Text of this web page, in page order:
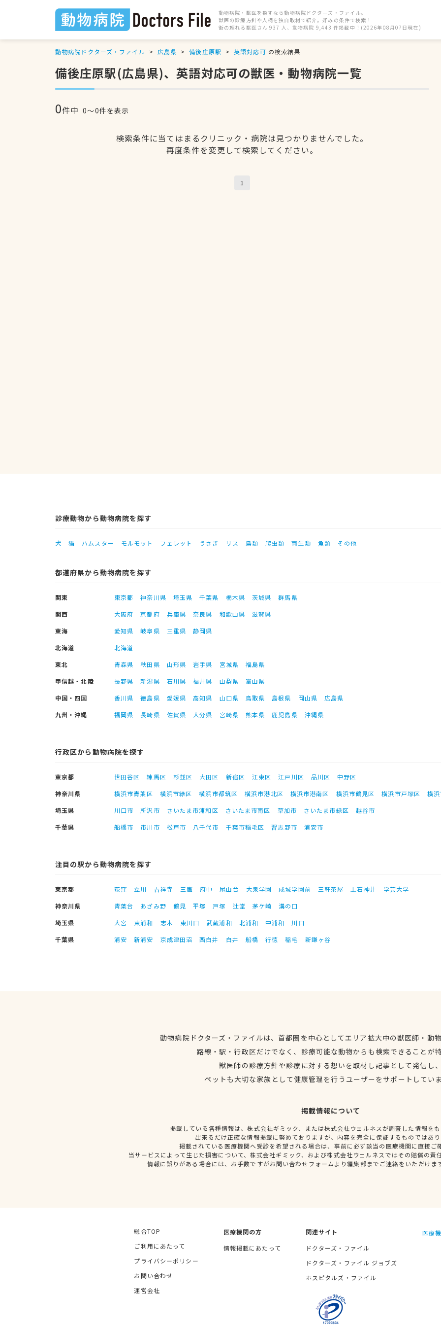
動物病院・獣医を探すなら動物病院ドクターズ・ファイル。
獣医の診療方針や人柄を独自取材で紹介。好みの条件で検索！
街の頼れる獣医さん 937 人、動物病院 9,443 件掲載中！(2026年08月07日現在)
動物病院ドクターズ・ファイル 広島県 備後庄原駅 英語対応可 の検索結果
備後庄原駅(広島県)、英語対応可の獣医・動物病院一覧
0件中 0〜0件を表示
検索条件に当てはまるクリニック・病院は見つかりませんでした。
再度条件を変更して検索してください。
1
診療動物から動物病院を探す
犬 猫 ハムスター モルモット フェレット うさぎ リス 鳥類 爬虫類 両生類 魚類 その他
都道府県から動物病院を探す
関東 東京都 神奈川県 埼玉県 千葉県 栃木県 茨城県
群馬県
関西
大阪府 京都府 兵庫県 奈良県 和歌山県
滋賀県
東海
愛知県 岐阜県 三重県
静岡県
北海道
北海道
東北
青森県 秋田県 山形県 岩手県 宮城県
福島県
甲信越・北陸
長野県 新潟県 石川県 福井県 山梨県
富山県
中国・四国
香川県 徳島県 愛媛県 高知県 山口県 鳥取県 島根県 岡山県
広島県
九州・沖縄
福岡県 長崎県 佐賀県 大分県 宮崎県 熊本県 鹿児島県 沖縄県
行政区から動物病院を探す
東京都 世田谷区 練馬区 杉並区 大田区 新宿区 江東区 江戸川区 品川区
中野区
神奈川県
横浜市青葉区 横浜市緑区 横浜市都筑区 横浜市港北区 横浜市港南区 横浜市鶴見区 横浜市戸塚区
横
埼玉県
川口市 所沢市 さいたま市浦和区 さいたま市南区 草加市 さいたま市緑区
越谷市
千葉県
船橋市 市川市 松戸市 八千代市 千葉市稲毛区 習志野市 浦安市
注目の駅から動物病院を探す
東京都 荻窪 立川 吉祥寺 三鷹 府中 尾山台 大泉学園 成城学園前 三軒茶屋 上石神井
学芸大学
神奈川県
青葉台 あざみ野 鶴見 平塚 戸塚 辻堂 茅ケ崎
溝の口
埼玉県
大宮 東浦和 志木 東川口 武蔵浦和 北浦和 中浦和
川口
千葉県
浦安 新浦安 京成津田沼 西白井 白井 船橋 行徳 稲毛 新鎌ヶ谷
動物病院ドクターズ・ファイルは、首都圏を中心としてエリア拡大中の獣医師・動
路線・駅・行政区だけでなく、診療可能な動物からも検索できることが
獣医師の診療方針や診療に対する想いを取材し記事として発信し
ペットも大切な家族として健康管理を行うユーザーをサポートしてい
掲載情報について
掲載している各種情報は、株式会社ギミック、または株式会社ウェルネスが調査した情報を
出来るだけ正確な情報掲載に努めておりますが、内容を完全に保証するものではあ
掲載されている医療機関へ受診を希望される場合は、事前に必ず該当の医療機関に直接ご
当サービスによって生じた損害について、株式会社ギミック、および株式会社ウェルネスではその賠償の責
情報に誤りがある場合には、お手数ですがお問い合わせフォームより編集部までご連絡をいただけま
総合TOP
ご利用にあたって
プライバシーポリシー
お問い合わせ
運営会社
医療機関の方
情報掲載にあたって
関連サイト
ドクターズ・ファイル
ドクターズ・ファイル ジョブズ
ホスピタルズ・ファイル
医療